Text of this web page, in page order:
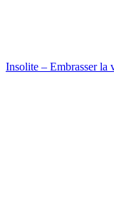
Insolite – Embrasser la